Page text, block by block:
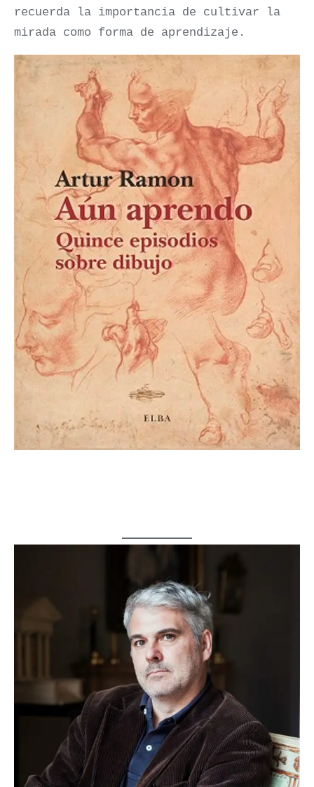
recuerda la importancia de cultivar la
mirada como forma de aprendizaje.